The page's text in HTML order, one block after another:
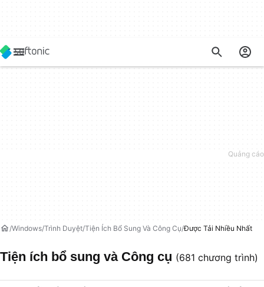
Windows Trình Duyệt Tiện Ích Bổ Sung Và Công Cụ Được Tải Nhiều Nhất
Tiện ích bổ sung và Công cụ (681 chương trình)